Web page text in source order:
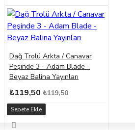
Dağ Trolü Arkta / Canavar
Peşinde 3 - Adam Blade -
Beyaz Balina Yayınları
₺119,50 ₺119,50
Sepete Ekle